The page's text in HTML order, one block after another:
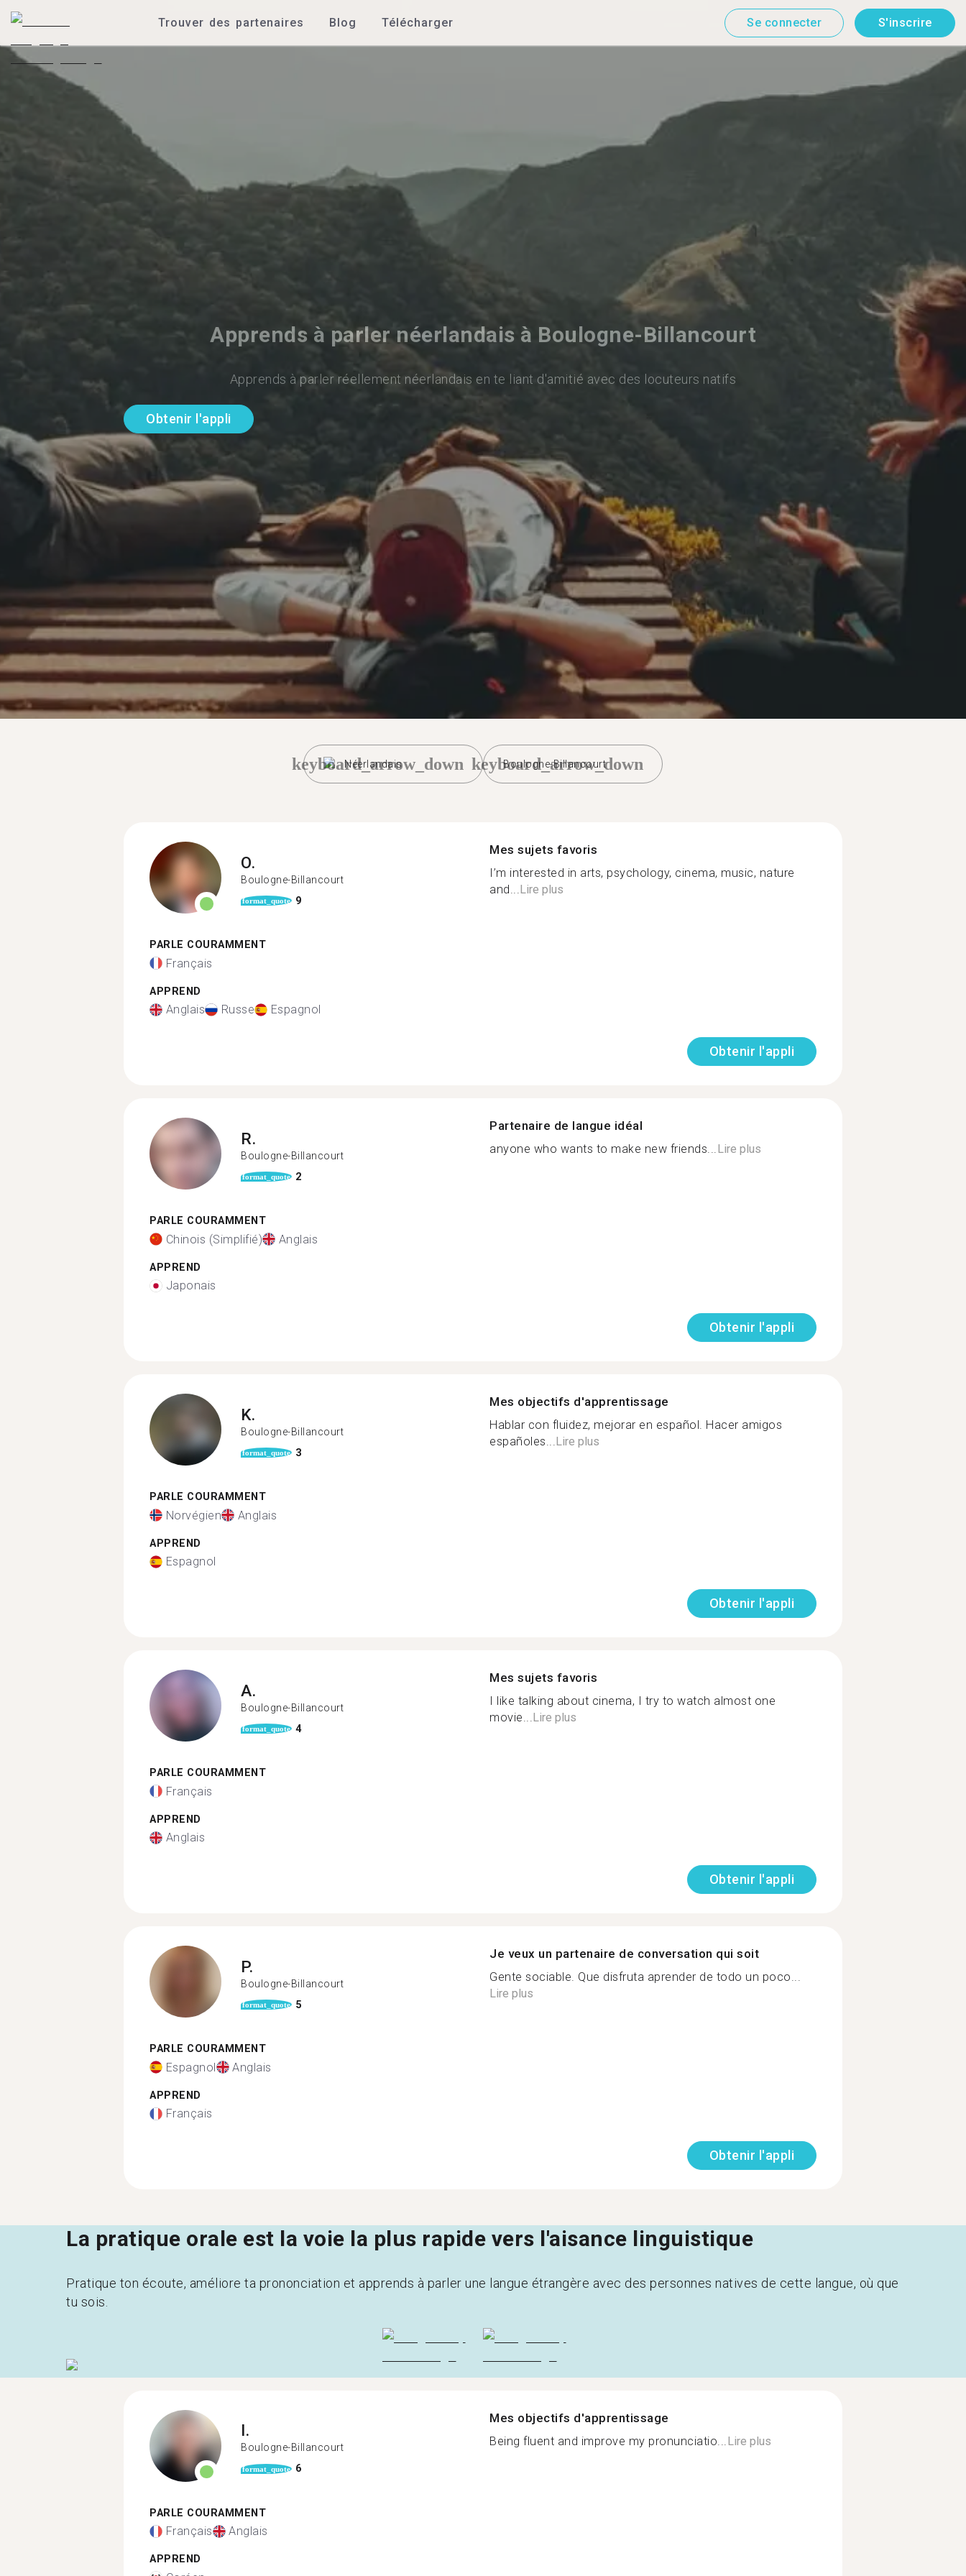
Trouver des partenaires Blog Télécharger Se connecter S'inscrire
Apprends à parler néerlandais à Boulogne-Billancourt
Apprends à parler réellement néerlandais en te liant d'amitié avec des locuteurs natifs
Obtenir l'appli
Néerlandais
keyboard_arrow_down Boulogne-Billancourt
keyboard_arrow_down
O.
Boulogne-Billancourt
format_quote 9
PARLE COURAMMENT
Français
APPREND
Anglais Russe Espagnol
Mes sujets favoris
I’m interested in arts, psychology, cinema, music, nature
and...Lire plus
Obtenir l'appli
R.
Boulogne-Billancourt
format_quote 2
PARLE COURAMMENT
Chinois (Simplifié) Anglais
APPREND
Japonais
Partenaire de langue idéal
anyone who wants to make new friends...Lire plus
Obtenir l'appli
K.
Boulogne-Billancourt
format_quote 3
PARLE COURAMMENT
Norvégien Anglais
APPREND
Espagnol
Mes objectifs d'apprentissage
Hablar con fluidez, mejorar en español. Hacer amigos
españoles...Lire plus
Obtenir l'appli
A.
Boulogne-Billancourt
format_quote 4
PARLE COURAMMENT
Français
APPREND
Anglais
Mes sujets favoris
I like talking about cinema, I try to watch almost one
movie...Lire plus
Obtenir l'appli
P.
Boulogne-Billancourt
format_quote 5
PARLE COURAMMENT
Espagnol Anglais
APPREND
Français
Je veux un partenaire de conversation qui soit
Gente sociable. Que disfruta aprender de todo un poco...
Lire plus
Obtenir l'appli
La pratique orale est la voie la plus rapide vers l'aisance linguistique
Pratique ton écoute, améliore ta prononciation et apprends à parler une langue étrangère avec des personnes natives de cette langue, où que
tu sois.
I.
Boulogne-Billancourt
format_quote 6
PARLE COURAMMENT
Français Anglais
APPREND
Mes objectifs d'apprentissage
Being fluent and improve my pronunciatio... Lire plus